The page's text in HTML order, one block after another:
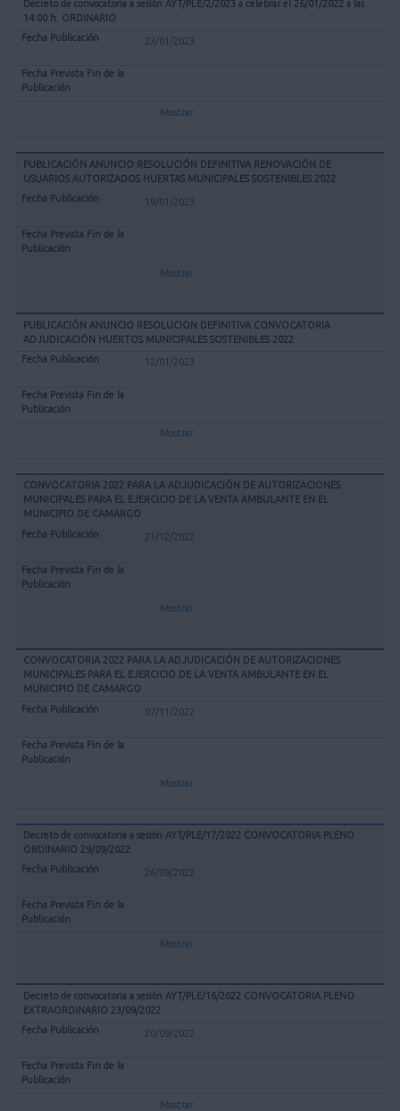
Decreto de convocatoria a sesión AYT/PLE/2/2023 a celebrar el 26/01/2022 a las
14:00 h. ORDINARIO
23/01/2023
Mostrar
PUBLICACIÓN ANUNCIO RESOLUCIÓN DEFINITIVA RENOVACIÓN DE
USUARIOS AUTORIZADOS HUERTAS MUNICIPALES SOSTENIBLES 2022
19/01/2023
Mostrar
PUBLICACIÓN ANUNCIO RESOLUCION DEFINITIVA CONVOCATORIA
ADJUDICACIÓN HUERTOS MUNICIPALES SOSTENIBLES 2022
12/01/2023
Mostrar
CONVOCATORIA 2022 PARA LA ADJUDICACIÓN DE AUTORIZACIONES
MUNICIPALES PARA EL EJERCICIO DE LA VENTA AMBULANTE EN EL
MUNICIPIO DE CAMARGO
21/12/2022
Mostrar
CONVOCATORIA 2022 PARA LA ADJUDICACIÓN DE AUTORIZACIONES
MUNICIPALES PARA EL EJERCICIO DE LA VENTA AMBULANTE EN EL
MUNICIPIO DE CAMARGO
07/11/2022
Mostrar
Decreto de convocatoria a sesión AYT/PLE/17/2022 CONVOCATORIA PLENO
ORDINARIO 29/09/2022
26/09/2022
Mostrar
Decreto de convocatoria a sesión AYT/PLE/16/2022 CONVOCATORIA PLENO
EXTRAORDINARIO 23/09/2022
20/09/2022
Mostrar